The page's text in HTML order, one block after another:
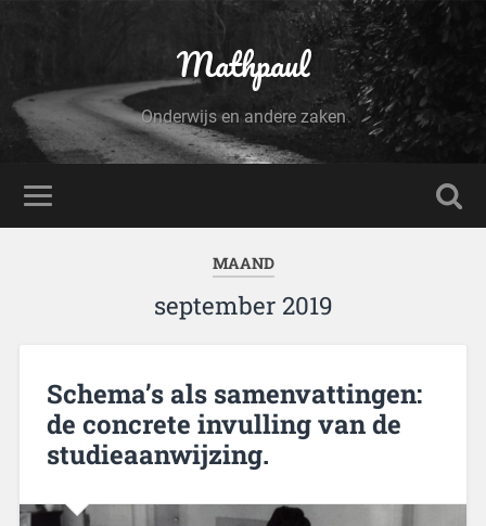
Mathpaul
Onderwijs en andere zaken
MAAND
september 2019
Schema’s als samenvattingen:
de concrete invulling van de
studieaanwijzing.